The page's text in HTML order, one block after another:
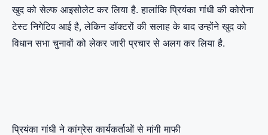
खुद को सेल्फ आइसोलेट कर लिया है. हालांकि प्रियंका गांधी की कोरोना
टेस्ट निगेटिव आई है, लेकिन डॉक्टरों की सलाह के बाद उन्होंने खुद को
विधान सभा चुनावों को लेकर जारी प्रचार से अलग कर लिया है.
प्रियंका गांधी ने कांग्रेस कार्यकर्ताओं से मांगी माफी